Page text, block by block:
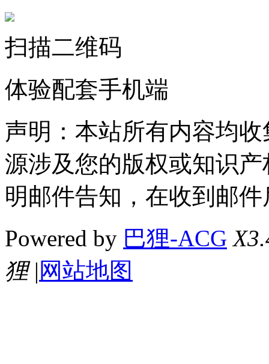
扫描二维码
体验配套手机端
声明：本站所有内容均
源涉及您的版权或知识
明邮件告知，在收到邮
Powered by 巴狸-ACG
狸 | 网站地图